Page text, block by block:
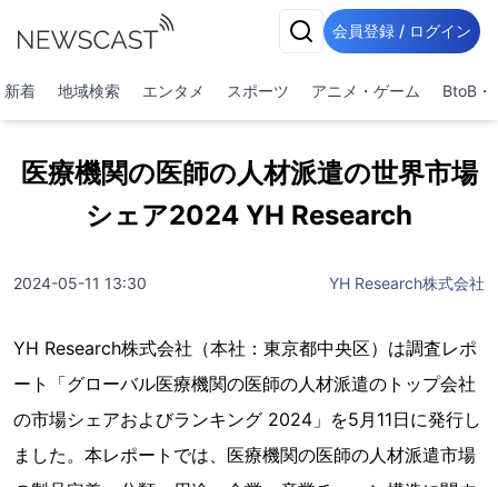
会員登録 / ログイン
新着 地域検索 エンタメ スポーツ アニメ・ゲーム BtoB・
医療機関の医師の人材派遣の世界市場
シェア2024 YH Research
2024-05-11 13:30 YH Research株式会社
YH Research株式会社（本社：東京都中央区）は調査レポ
ート「グローバル医療機関の医師の人材派遣のトップ会社
の市場シェアおよびランキング 2024」を5月11日に発行し
ました。本レポートでは、医療機関の医師の人材派遣市場